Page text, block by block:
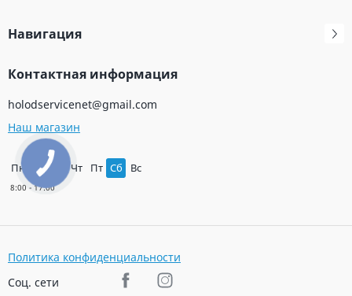
Навигация
Контактная информация
holodservicenet@gmail.com
Наш магазин
Пн Вт Ср Чт Пт Сб Вс
Политика конфиденциальности
Соц. сети